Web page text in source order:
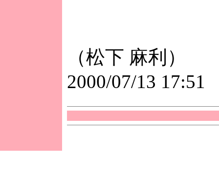
（松下 麻利）
2000/07/13 17:51